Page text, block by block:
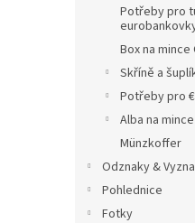
Potřeby pro
Box na mince
Skříně a
Potřeby pro
Alba na mince
Münzkoffer
Odznaky &
Pohlednice
Fotky